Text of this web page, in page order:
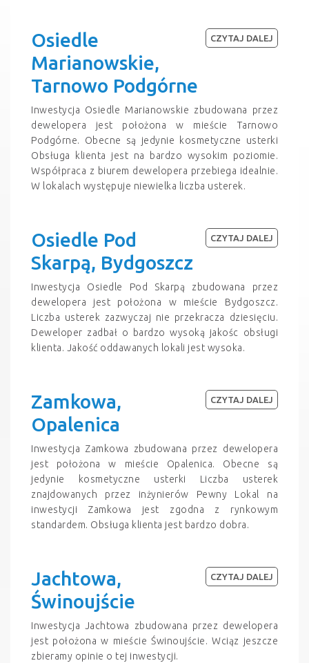
Osiedle
Marianowskie,
Tarnowo Podgórne
Inwestycja Osiedle Marianowskie zbudowana przez
dewelopera jest położona w mieście Tarnowo
Podgórne. Obecne są jedynie kosmetyczne usterki
Obsługa klienta jest na bardzo wysokim poziomie.
Współpraca z biurem dewelopera przebiega idealnie.
W lokalach występuje niewielka liczba usterek.
CZYTAJ DALEJ
Osiedle Pod
Skarpą, Bydgoszcz
Inwestycja Osiedle Pod Skarpą zbudowana przez
dewelopera jest położona w mieście Bydgoszcz.
Liczba usterek zazwyczaj nie przekracza dziesięciu.
Deweloper zadbał o bardzo wysoką jakośc obsługi
klienta. Jakość oddawanych lokali jest wysoka.
CZYTAJ DALEJ
Zamkowa,
Opalenica
Inwestycja Zamkowa zbudowana przez dewelopera
jest położona w mieście Opalenica. Obecne są
jedynie kosmetyczne usterki Liczba usterek
znajdowanych przez inżynierów Pewny Lokal na
inwestycji Zamkowa jest zgodna z rynkowym
standardem. Obsługa klienta jest bardzo dobra.
CZYTAJ DALEJ
Jachtowa,
Świnoujście
Inwestycja Jachtowa zbudowana przez dewelopera
jest położona w mieście Świnoujście. Wciąz jeszcze
zbieramy opinie o tej inwestycji.
CZYTAJ DALEJ